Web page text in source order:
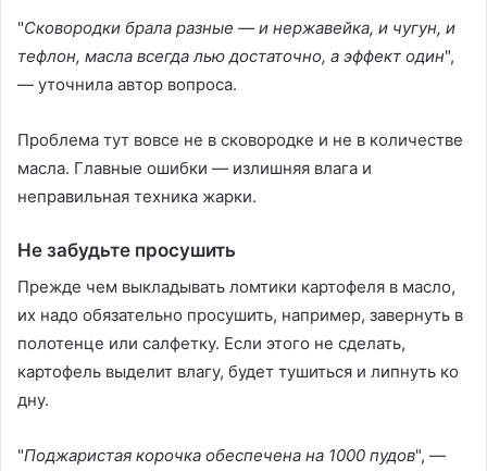
"Сковородки брала разные — и нержавейка, и чугун, и
тефлон, масла всегда лью достаточно, а эффект один",
— уточнила автор вопроса.
Проблема тут вовсе не в сковородке и не в количестве
масла. Главные ошибки — излишняя влага и
неправильная техника жарки.
Не забудьте просушить
Прежде чем выкладывать ломтики картофеля в масло,
их надо обязательно просушить, например, завернуть в
полотенце или салфетку. Если этого не сделать,
картофель выделит влагу, будет тушиться и липнуть ко
дну.
"Поджаристая корочка обеспечена на 1000 пудов", —